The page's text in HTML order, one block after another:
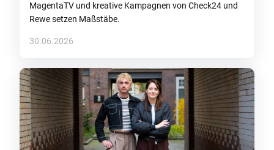
MagentaTV und kreative Kampagnen von Check24 und
Rewe setzen Maßstäbe.
30.06.2026